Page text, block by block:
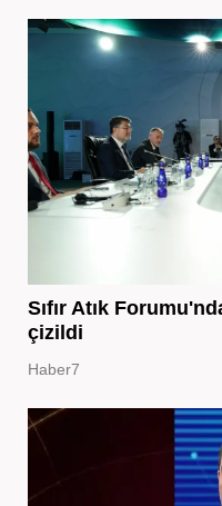
Sıfır Atık
çizildi
Haber7